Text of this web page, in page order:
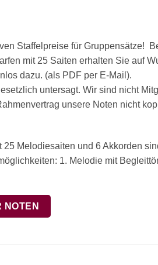
Staffelpreise für Gruppensätze!
mit 25 Saiten erhalten Sie auf
dazu. (als PDF per E-Mail).
untersagt. Wir sind nicht
unsere Noten nicht
25 Melodiesaiten und 6 Akkorden
1. Melodie mit
NOTEN